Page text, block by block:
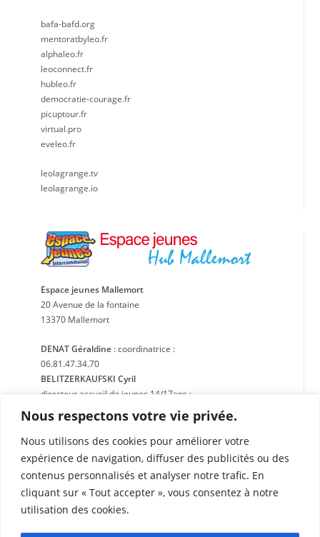
Nous respectons votre vie privée.
Nous utilisons des cookies pour améliorer votre
expérience de navigation, diffuser des publicités ou des
contenus personnalisés et analyser notre trafic. En
cliquant sur « Tout accepter », vous consentez à notre
utilisation des cookies.
bafa-bafd.org
mentoratbyleo.fr
alphaleo.fr
leoconnect.fr
hubleo.fr
democratie-courage.fr
picuptour.fr
virtual.pro
eveleo.fr
leolagrange.tv
leolagrange.io
Espace jeunes Mallemort
20 Avenue de la fontaine
13370 Mallemort
DENAT Géraldine : coordinatrice :
06.81.47.34.70
BELITZERKAUFSKI Cyril
directeur accueil de jeunes 14/17ans :
OUGIER Loïc: directeur ACM 11/14ans :
06.31.89.58.87
Point information jeunesse intercom’
20 Avenue de la fontaine
13370 Mallemort